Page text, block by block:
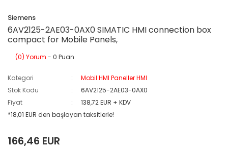
Siemens
6AV2125-2AE03-0AX0 SIMATIC HMI connection box
compact for Mobile Panels,
(0) Yorum - 0 Puan
Kategori
Mobil HMI Paneller HMI
Stok Kodu
6AV2125-2AE03-0AX0
Fiyat
138,72 EUR + KDV
*18,01 EUR den başlayan taksitlerle!
166,46 EUR